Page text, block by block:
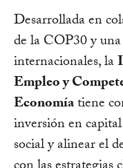
Desarrollada en
de la COP30 y
internacionales, la
Empleo y
Economíatiene
inversión en
social y alinear el